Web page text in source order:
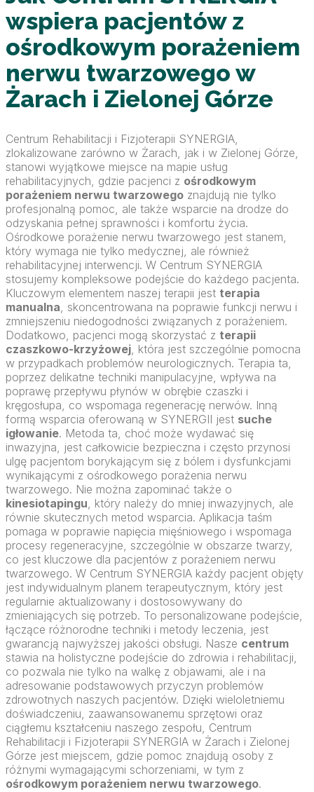
wspiera pacjentów z
ośrodkowym porażeniem
nerwu twarzowego w
Żarach i Zielonej Górze
Centrum Rehabilitacji i Fizjoterapii SYNERGIA,
zlokalizowane zarówno w Żarach, jak i w Zielonej Górze,
stanowi wyjątkowe miejsce na mapie usług
rehabilitacyjnych, gdzie pacjenci z ośrodkowym
porażeniem nerwu twarzowego znajdują nie tylko
profesjonalną pomoc, ale także wsparcie na drodze do
odzyskania pełnej sprawności i komfortu życia.
Ośrodkowe porażenie nerwu twarzowego jest stanem,
który wymaga nie tylko medycznej, ale również
rehabilitacyjnej interwencji. W Centrum SYNERGIA
stosujemy kompleksowe podejście do każdego pacjenta.
Kluczowym elementem naszej terapii jest terapia
manualna, skoncentrowana na poprawie funkcji nerwu i
zmniejszeniu niedogodności związanych z porażeniem.
Dodatkowo, pacjenci mogą skorzystać z terapii
czaszkowo-krzyżowej, która jest szczególnie pomocna
w przypadkach problemów neurologicznych. Terapia ta,
poprzez delikatne techniki manipulacyjne, wpływa na
poprawę przepływu płynów w obrębie czaszki i
kręgosłupa, co wspomaga regenerację nerwów. Inną
formą wsparcia oferowaną w SYNERGII jest suche
igłowanie. Metoda ta, choć może wydawać się
inwazyjna, jest całkowicie bezpieczna i często przynosi
ulgę pacjentom borykającym się z bólem i dysfunkcjami
wynikającymi z ośrodkowego porażenia nerwu
twarzowego. Nie można zapominać także o
kinesiotapingu, który należy do mniej inwazyjnych, ale
równie skutecznych metod wsparcia. Aplikacja taśm
pomaga w poprawie napięcia mięśniowego i wspomaga
procesy regeneracyjne, szczególnie w obszarze twarzy,
co jest kluczowe dla pacjentów z porażeniem nerwu
twarzowego. W Centrum SYNERGIA każdy pacjent objęty
jest indywidualnym planem terapeutycznym, który jest
regularnie aktualizowany i dostosowywany do
zmieniających się potrzeb. To personalizowane podejście,
łączące różnorodne techniki i metody leczenia, jest
gwarancją najwyższej jakości obsługi. Nasze centrum
stawia na holistyczne podejście do zdrowia i rehabilitacji,
co pozwala nie tylko na walkę z objawami, ale i na
adresowanie podstawowych przyczyn problemów
zdrowotnych naszych pacjentów. Dzięki wieloletniemu
doświadczeniu, zaawansowanemu sprzętowi oraz
ciągłemu kształceniu naszego zespołu, Centrum
Rehabilitacji i Fizjoterapii SYNERGIA w Żarach i Zielonej
Górze jest miejscem, gdzie pomoc znajdują osoby z
różnymi wymagającymi schorzeniami, w tym z
ośrodkowym porażeniem nerwu twarzowego.